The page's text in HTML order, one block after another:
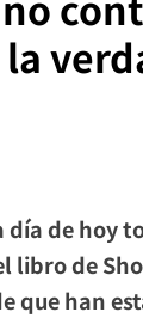
de hoy
de
que han